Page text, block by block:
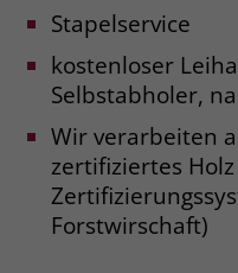
Stapelservice
kostenloser
Selbstabholer,
Wir verarbeiten
zertifiziertes
Forstwirschaft)